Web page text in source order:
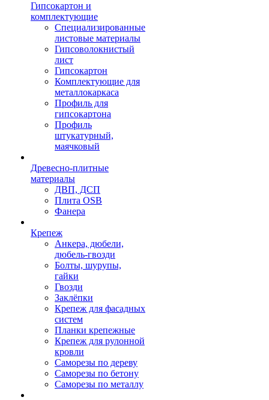
Гипсокартон и
комплектующие
Специализированные
листовые материалы
Гипсоволокнистый
лист
Гипсокартон
Комплектующие для
металлокаркаса
Профиль для
гипсокартона
Профиль
штукатурный,
маячковый
Древесно-плитные
материалы
ДВП, ДСП
Плита OSB
Фанера
Крепеж
Анкера, дюбели,
дюбель-гвозди
Болты, шурупы,
гайки
Гвозди
Заклёпки
Крепеж для фасадных
систем
Планки крепежные
Крепеж для рулонной
кровли
Саморезы по дереву
Саморезы по бетону
Саморезы по металлу